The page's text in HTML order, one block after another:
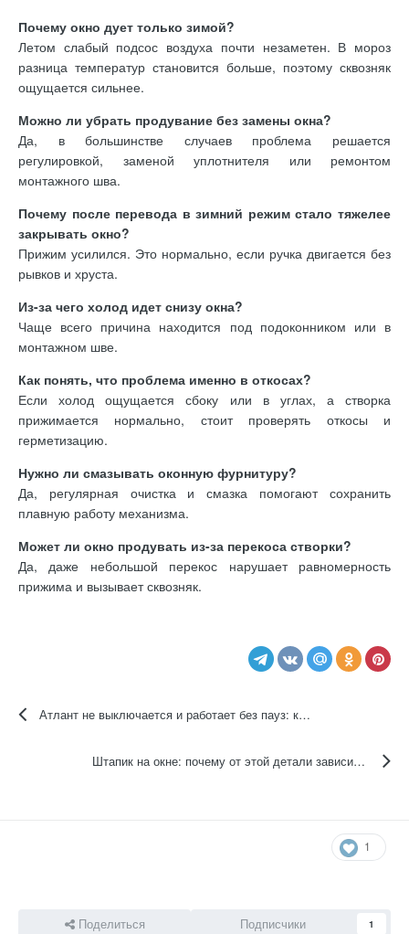
Почему окно дует только зимой?
Летом слабый подсос воздуха почти незаметен. В мороз
разница температур становится больше, поэтому сквозняк
ощущается сильнее.
Можно ли убрать продувание без замены окна?
Да, в большинстве случаев проблема решается
регулировкой, заменой уплотнителя или ремонтом
монтажного шва.
Почему после перевода в зимний режим стало тяжелее
закрывать окно?
Прижим усилился. Это нормально, если ручка двигается без
рывков и хруста.
Из-за чего холод идет снизу окна?
Чаще всего причина находится под подоконником или в
монтажном шве.
Как понять, что проблема именно в откосах?
Если холод ощущается сбоку или в углах, а створка
прижимается нормально, стоит проверять откосы и
герметизацию.
Нужно ли смазывать оконную фурнитуру?
Да, регулярная очистка и смазка помогают сохранить
плавную работу механизма.
Может ли окно продувать из-за перекоса створки?
Да, даже небольшой перекос нарушает равномерность
прижима и вызывает сквозняк.
Атлант не выключается и работает без пауз: как быстро понять причину
Штапик на окне: почему от этой детали зависит герметичность стеклопакета
1
Поделиться Подписчики 1